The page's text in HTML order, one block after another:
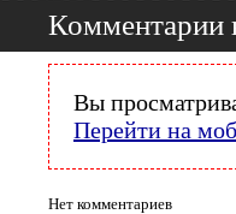
Комментарии
Вы
Перейти на
Нет комментариев